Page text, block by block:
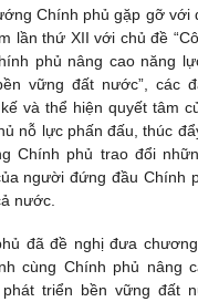
Chính phủ gặp gỡ với
lần thứ XII với chủ đề
phủ nâng cao năng
vững đất nước”, các
và thể hiện quyết tâm
nỗ lực phấn đấu, thúc
Chính phủ trao đổi
người đứng đầu Chính
nước.
đã đề nghị đưa
cùng Chính phủ nâng
triển bền vững đất